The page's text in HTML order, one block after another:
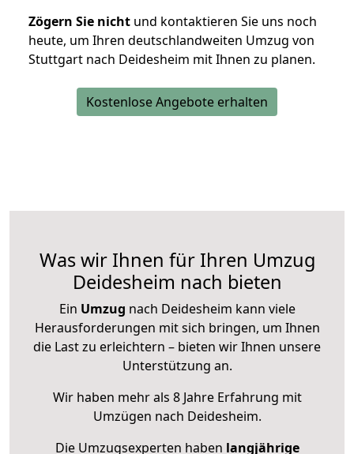
Zögern Sie nicht und kontaktieren Sie uns noch
heute, um Ihren deutschlandweiten Umzug von
Stuttgart nach Deidesheim mit Ihnen zu planen.
Kostenlose Angebote erhalten
Was wir Ihnen für Ihren Umzug
Deidesheim nach bieten
Ein Umzug nach Deidesheim kann viele
Herausforderungen mit sich bringen, um Ihnen
die Last zu erleichtern – bieten wir Ihnen unsere
Unterstützung an.
Wir haben mehr als 8 Jahre Erfahrung mit
Umzügen nach Deidesheim.
Die Umzugsexperten haben langjährige